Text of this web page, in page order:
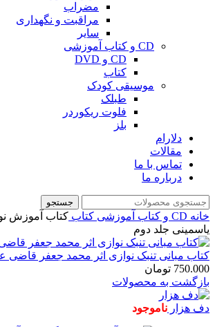
مضراب
مراقبت و نگهداری
سایر
CD و کتاب آموزشی
CD و DVD
کتاب
موسیقی کودک
طبلک
فلوت ریکوردر
بلز
دلارام
مقالات
تماس با ما
درباره ما
جستجو
خانه CD و کتاب آموزشی کتاب کتاب آموزش
یاسمینی جلد دوم
کتاب مبانی تنبک نوازی اثر محمد جعفر قاضی
750.000 تومان
بازگشت به محصولات
دف هزار ناموجود